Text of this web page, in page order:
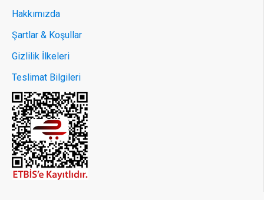
Hakkımızda
Şartlar & Koşullar
Gizlilik İlkeleri
Teslimat Bilgileri